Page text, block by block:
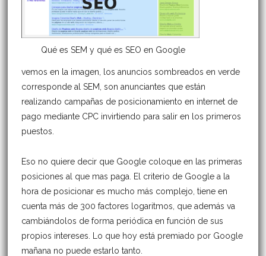
Qué es SEM y qué es SEO en Google
vemos en la imagen, los anuncios sombreados en verde
corresponde al SEM, son anunciantes que están
realizando campañas de posicionamiento en internet de
pago mediante CPC invirtiendo para salir en los primeros
puestos.
Eso no quiere decir que Google coloque en las primeras
posiciones al que mas paga. El criterio de Google a la
hora de posicionar es mucho más complejo, tiene en
cuenta más de 300 factores logaritmos, que además va
cambiándolos de forma periódica en función de sus
propios intereses. Lo que hoy está premiado por Google
mañana no puede estarlo tanto.